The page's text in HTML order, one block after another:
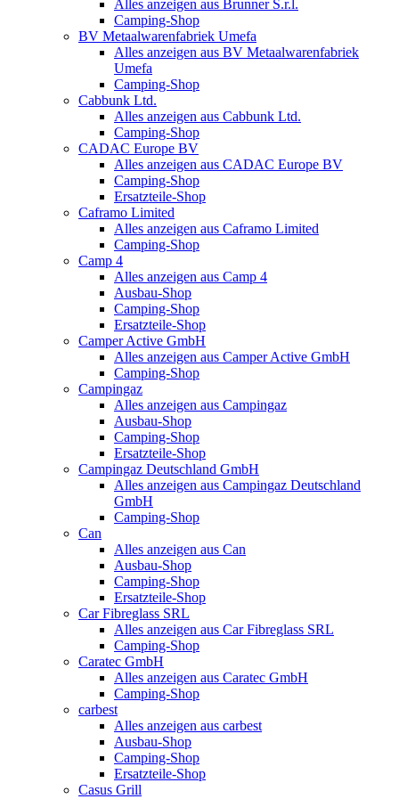
Alles anzeigen aus Brunner S.r.l.
Camping-Shop
BV Metaalwarenfabriek Umefa
Alles anzeigen aus BV Metaalwarenfabriek
Umefa
Camping-Shop
Cabbunk Ltd.
Alles anzeigen aus Cabbunk Ltd.
Camping-Shop
CADAC Europe BV
Alles anzeigen aus CADAC Europe BV
Camping-Shop
Ersatzteile-Shop
Caframo Limited
Alles anzeigen aus Caframo Limited
Camping-Shop
Camp 4
Alles anzeigen aus Camp 4
Ausbau-Shop
Camping-Shop
Ersatzteile-Shop
Camper Active GmbH
Alles anzeigen aus Camper Active GmbH
Camping-Shop
Campingaz
Alles anzeigen aus Campingaz
Ausbau-Shop
Camping-Shop
Ersatzteile-Shop
Campingaz Deutschland GmbH
Alles anzeigen aus Campingaz Deutschland
GmbH
Camping-Shop
Can
Alles anzeigen aus Can
Ausbau-Shop
Camping-Shop
Ersatzteile-Shop
Car Fibreglass SRL
Alles anzeigen aus Car Fibreglass SRL
Camping-Shop
Caratec GmbH
Alles anzeigen aus Caratec GmbH
Camping-Shop
carbest
Alles anzeigen aus carbest
Ausbau-Shop
Camping-Shop
Ersatzteile-Shop
Casus Grill